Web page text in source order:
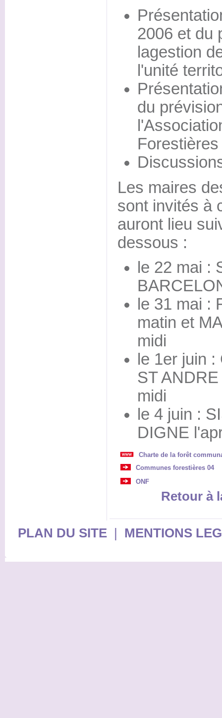
2006 et du
lagestion
l'unité
du
Forestières
Les maires
sont invités à
auront lieu
dessous :
le 22 mai :
le 31 mai :
matin et
midi
le 1er juin
ST
midi
le 4 juin :
DIGNE
Charte de la forêt
Communes forestières 04
ONF
Retour à
PLAN DU SITE| MENTIONS